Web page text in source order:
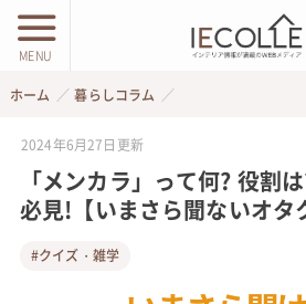
MENU
ホーム 暮らしコラム
2024年6月27日 更新
「メンカラ」って何? 役割
必見!【いまさら聞ないオタ
#クイズ・雑学